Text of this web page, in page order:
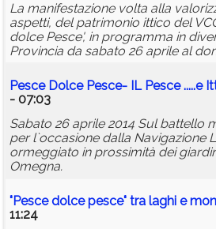
La manifestazione volta alla
aspetti, del patrimonio ittico del
dolce Pesce', in programma in
Provincia da sabato 26 aprile al
Pesce Dolce Pesce- IL Pesce .....e
- 07:03
Sabato 26 aprile 2014 Sul battello
per l`occasione dalla Navigazione
ormeggiato in prossimità dei
Omegna.
"Pesce dolce pesce" tra laghi e
11:24